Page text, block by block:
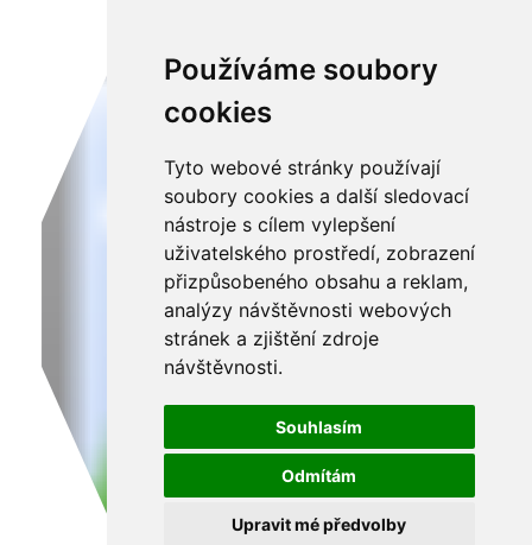
Používáme soubory
cookies
Tyto webové stránky používají
soubory cookies a další sledovací
nástroje s cílem vylepšení
uživatelského prostředí, zobrazení
přizpůsobeného obsahu a reklam,
analýzy návštěvnosti webových
stránek a zjištění zdroje
návštěvnosti.
Souhlasím
Odmítám
Upravit mé předvolby